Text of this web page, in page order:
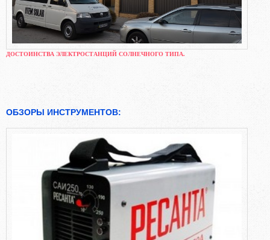
ДОСТОИНСТВА ЭЛЕКТРОСТАНЦИЙ СОЛНЕЧНОГО ТИПА.
ОБЗОРЫ ИНСТРУМЕНТОВ: